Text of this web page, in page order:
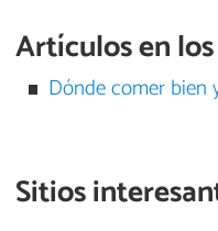
Artículos en
Dónde comer bien
Sitios